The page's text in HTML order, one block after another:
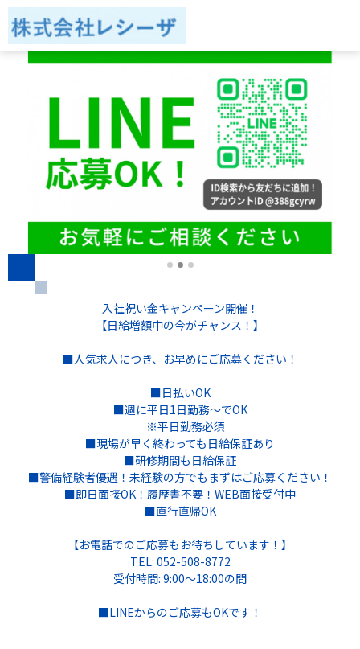
入社祝い金キャンペーン開催！
【日給増額中の今がチャンス！】
■人気求人につき、お早めにご応募ください！
■日払いOK
■週に平日1日勤務～でOK
※平日勤務必須
■現場が早く終わっても日給保証あり
■研修期間も日給保証
■警備経験者優遇！未経験の方でもまずはご応募ください！
■即日面接OK！履歴書不要！WEB面接受付中
■直行直帰OK
【お電話でのご応募もお待ちしています！】
TEL: 052-508-8772
受付時間: 9:00～18:00の間
■LINEからのご応募もOKです！